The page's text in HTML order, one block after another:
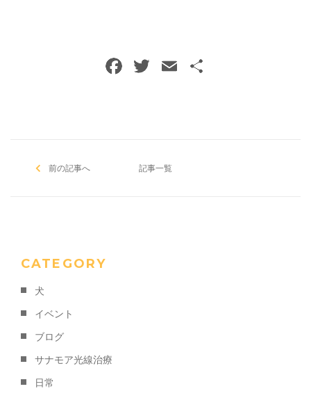
F
o
T E
前の記事へ 記事一覧
CATEGORY
犬
イベント
ブログ
サナモア光線治療
日常